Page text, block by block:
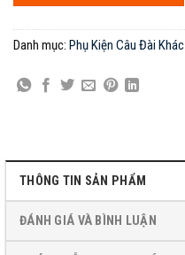
Danh mục: Phụ Kiện Câu Đài Khác
THÔNG TIN SẢN PHẨM
ĐÁNH GIÁ VÀ BÌNH LUẬN